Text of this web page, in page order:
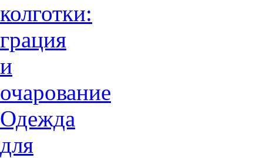
колготки:
грация
и
очарованиe
Одежда
для